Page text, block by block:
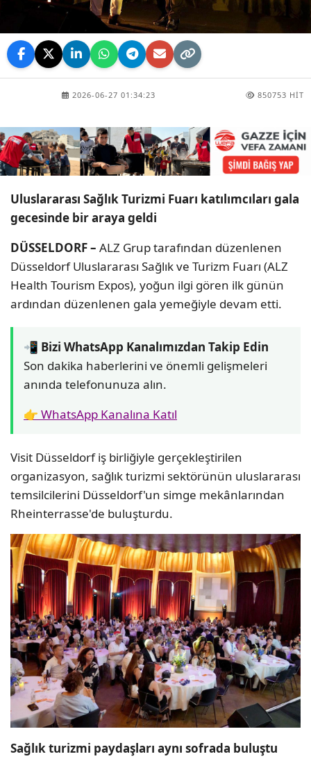
2026-06-27 01:34:23 850753 HIT
Uluslararası Sağlık Turizmi Fuarı katılımcıları gala
gecesinde bir araya geldi
DÜSSELDORF – ALZ Grup tarafından düzenlenen
Düsseldorf Uluslararası Sağlık ve Turizm Fuarı (ALZ
Health Tourism Expos), yoğun ilgi gören ilk günün
ardından düzenlenen gala yemeğiyle devam etti.
📲 Bizi WhatsApp Kanalımızdan Takip Edin
Son dakika haberlerini ve önemli gelişmeleri
anında telefonunuza alın.
👉 WhatsApp Kanalına Katıl
Visit Düsseldorf iş birliğiyle gerçekleştirilen
organizasyon, sağlık turizmi sektörünün uluslararası
temsilcilerini Düsseldorf'un simge mekânlarından
Rheinterrasse'de buluşturdu.
Sağlık turizmi paydaşları aynı sofrada buluştu